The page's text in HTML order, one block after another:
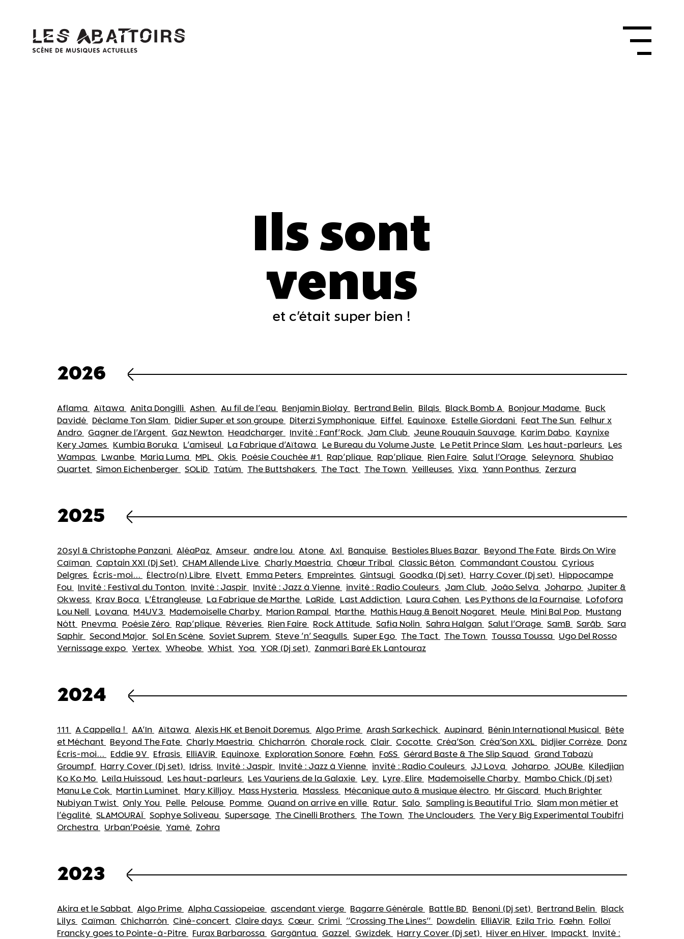
Ils sont
venus
et c'était super bien !
2026
Aflama Aïtawa Anita Dongilli Ashen Au fil de l'eau Benjamin Biolay Bertrand Belin Bilqîs Black Bomb A Bonjour Madame
Buck
Davidé
Déclame Ton Slam Didier Super et son groupe Diterzi Symphonique Eiffel Equinoxe Estelle Giordani Feat The Sun
Felhur x
Andro
Gagner de l'Argent Gaz Newton Headcharger Invité : Fanf'Rock Jam Club Jeune Rouquin Sauvage Karim Dabo
Kaynixe
Kery James
Kumbia Boruka L'amiseul La Fabrique d'Aïtawa Le Bureau du Volume Juste Le Petit Prince Slam Les haut-parleurs
Les
Wampas
Lwanbe Maria Luma MPL Okis Poésie Couchée #1 Rap'plique Rap'plique Rien Faire Salut l'Orage Seleynora
Shubiao
Quartet
Simon Eichenberger SOLiD Tatúm The Buttshakers The Tact The Town Veilleuses Vixa Yann Ponthus Zerzura
2025
20syl & Christophe Panzani AléaPaz Amseur andre lou Atone Axl Banquise Bestioles Blues Bazar Beyond The Fate
Birds On Wire
Caïman
Captain XXI (Dj Set) CHAM Allende Live Charly Maestria Chœur Tribal Classic Béton Commandant Coustou
Cyrious
Delgres
Écris-moi... Électro(n) Libre Elvett Emma Peters Empreintes Gintsugi Goodka (Dj set) Harry Cover (Dj set)
Hippocampe
Fou
Invité : Festival du Tonton Invité : Jaspir Invité : Jazz à Vienne invité : Radio Couleurs Jam Club João Selva Joharpo
Jupiter &
Okwess
Krav Boca L'Étrangleuse La Fabrique de Marthe LaRide Last Addiction Laura Cahen Les Pythons de la Fournaise
Lofofora
Lou Nell
Lovana M4UV3 Mademoiselle Charby Marion Rampal Marthe Mathis Haug & Benoît Nogaret Meule Mini Bal Pop
Mustang
Nótt
Pnevma Poésie Zéro Rap'plique Rêveries Rien Faire Rock Attitude Safia Nolin Sahra Halgan Salut l'Orage SamB Sarāb
Sara
Saphir
Second Major Sol En Scène Soviet Suprem Steve 'n' Seagulls Super Ego The Tact The Town Toussa Toussa
Ugo Del Rosso
Vernissage expo
Vertex Wheobe Whist Yoa YOR (Dj set) Zanmari Baré Ek Lantouraz
2024
111 A Cappella ! AA'In Aïtawa Alexis HK et Benoit Doremus Algo Prime Arash Sarkechick Aupinard Bénin International Musical
Bête
et Méchant
Beyond The Fate Charly Maestria Chicharrón Chorale rock Clair Cocotte Créa'Son Créa'Son XXL Didjier Corrèze
Donz
Écris-moi...
Eddie 9V Efrasis ElliAViR Equinoxe Exploration Sonore Fœhn FoSS Gérard Baste & The Slip Squad
Grand Tabazù
Groumpf
Harry Cover (Dj set) Idriss Invité : Jaspir Invité : Jazz à Vienne invité : Radio Couleurs JJ Lova Joharpo JOUBe
Kiledjian
Ko Ko Mo
Leïla Huissoud Les haut-parleurs Les Vauriens de la Galaxie Ley Lyre, Elire Mademoiselle Charby
Mambo Chick (Dj set)
Manu Le Cok
Martin Luminet Mary Killjoy Mass Hysteria Massless Mécanique auto & musique électro Mr Giscard
Much Brighter
Nubiyan Twist
Only You Pelle Pelouse Pomme Quand on arrive en ville Ratur Salo Sampling is Beautiful Trio
Slam mon métier et
l'égalité
SLAMOURAÏ Sophye Soliveau Supersage The Cinelli Brothers The Town The Unclouders
The Very Big Experimental Toubifri
Orchestra
Urban'Poésie Yamê Zohra
2023
Akira et le Sabbat Algo Prime Alpha Cassiopeiae ascendant vierge Bagarre Générale Battle BD Benoni (Dj set) Bertrand Belin
Black
Lilys
Caïman Chicharrón Ciné-concert Claire days Cœur Crimi "Crossing The Lines" Dowdelin ElliAViR Ezila Trio Fœhn
Folloï
Francky goes to Pointe-à-Pitre
Furax Barbarossa Gargäntua Gazzel Gwizdek Harry Cover (Dj set) Hiver en Hiver Impackt
Invité :